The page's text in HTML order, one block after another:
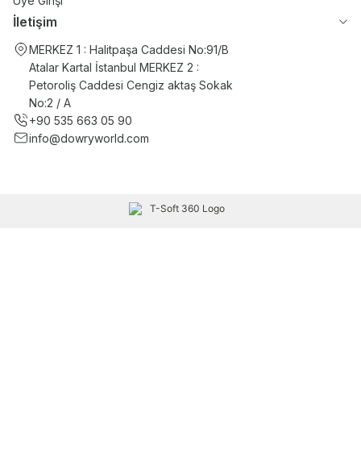
İletişim
MERKEZ 1 : Halitpaşa Caddesi No:91/B
Atalar Kartal İstanbul MERKEZ 2 :
Petoroliş Caddesi Cengiz aktaş Sokak
No:2 / A
+90 535 663 05 90
info@dowryworld.com